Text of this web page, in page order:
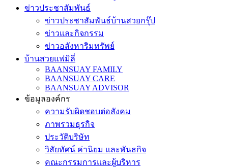
ข่าวประชาสัมพันธ์
ข่าวประชาสัมพันธ์บ้านสวยกรุ๊ป
ข่าวและกิจกรรม
ข่าวอสังหาริมทรัพย์
บ้านสวยแฟมิลี่
BAANSUAY FAMILY
BAANSUAY CARE
BAANSUAY ADVISOR
ข้อมูลองค์กร
ความรับผิดชอบต่อสังคม
ภาพรวมธุรกิจ
ประวัติบริษัท
วิสัยทัศน์ ค่านิยม และพันธกิจ
คณะกรรมการและผู้บริหาร